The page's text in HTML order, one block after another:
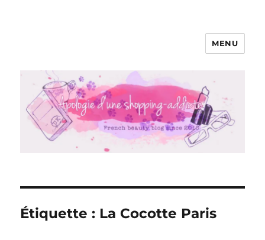
Apologie d'une Shopping-addicte
MENU
Étiquette : La Cocotte Paris